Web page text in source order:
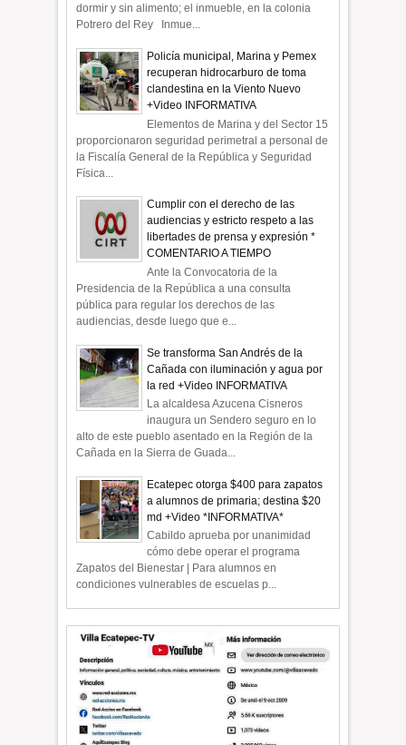
dormir y sin alimento; el inmueble, en la colonia
Potrero del Rey Inmue...
Policía municipal, Marina y Pemex
recuperan hidrocarburo de toma
clandestina en la Viento Nuevo
+Video INFORMATIVA
Elementos de Marina y del Sector 15
proporcionaron seguridad perimetral a personal de
la Fiscalía General de la República y Seguridad
Física...
Cumplir con el derecho de las
audiencias y estricto respeto a las
libertades de prensa y expresión *
COMENTARIO A TIEMPO
Ante la Convocatoria de la
Presidencia de la República a una consulta
pública para regular los derechos de las
audiencias, desde luego que e...
Se transforma San Andrés de la
Cañada con iluminación y agua por
la red +Video INFORMATIVA
La alcaldesa Azucena Cisneros
inaugura un Sendero seguro en lo
alto de este pueblo asentado en la Región de la
Cañada en la Sierra de Guada...
Ecatepec otorga $400 para zapatos
a alumnos de primaria; destina $20
md +Video *INFORMATIVA*
Cabildo aprueba por unanimidad
cómo debe operar el programa
Zapatos del Bienestar | Para alumnos en
condiciones vulnerables de escuelas p...